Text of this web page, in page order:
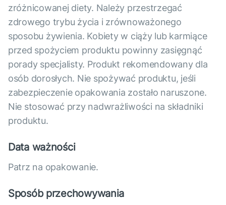
zróżnicowanej diety. Należy przestrzegać
zdrowego trybu życia i zrównoważonego
sposobu żywienia. Kobiety w ciąży lub karmiące
przed spożyciem produktu powinny zasięgnąć
porady specjalisty. Produkt rekomendowany dla
osób dorosłych. Nie spożywać produktu, jeśli
zabezpieczenie opakowania zostało naruszone.
Nie stosować przy nadwrażliwości na składniki
produktu.
Data ważności
Patrz na opakowanie.
Sposób przechowywania